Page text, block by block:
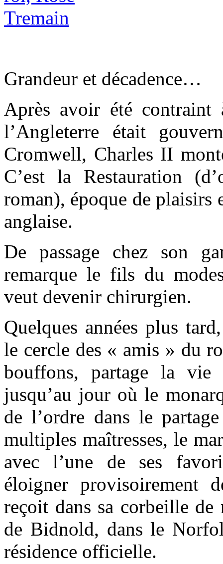
Grandeur et décadence…
Après avoir été contraint
l’Angleterre était
Cromwell, Charles II
C’est la Restauration
roman), époque de plaisirs
anglaise.
De passage chez son
remarque le fils du
veut devenir chirurgien.
Quelques années plus
le cercle des « amis » du
bouffons, partage la vie
jusqu’au jour où le
de l’ordre dans le
multiples maîtresses, le
avec l’une de ses
éloigner provisoirement
reçoit dans sa corbeille
de Bidnold, dans le
résidence officielle.